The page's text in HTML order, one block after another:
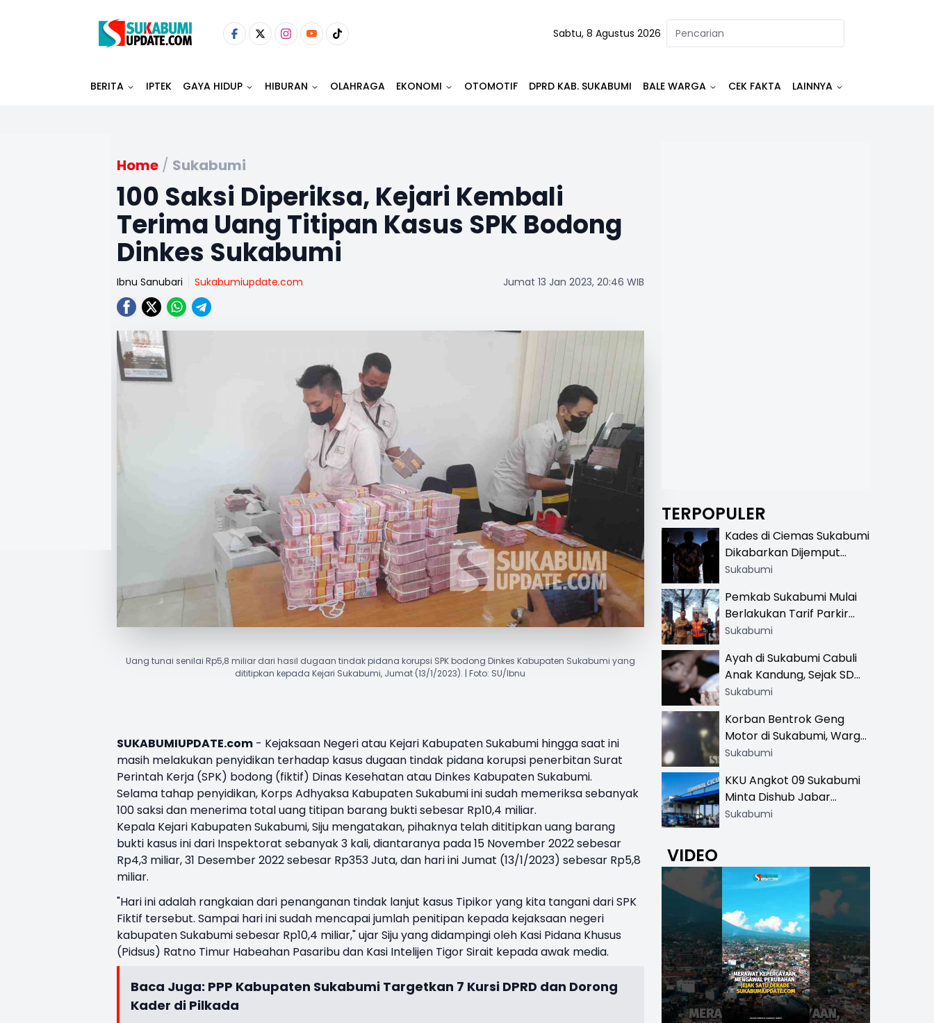
Sabtu, 8 Agustus 2026
BERITA IPTEK GAYA HIDUP HIBURAN OLAHRAGA EKONOMI OTOMOTIF DPRD KAB. SUKABUMI BALE WARGA CEK FAKTA LAINNYA
Home / Sukabumi
100 Saksi Diperiksa, Kejari Kembali
Terima Uang Titipan Kasus SPK Bodong
Dinkes Sukabumi
Ibnu Sanubari Sukabumiupdate.com Jumat 13 Jan 2023, 20:46 WIB
Uang tunai senilai Rp5,8 miliar dari hasil dugaan tindak pidana korupsi SPK bodong Dinkes Kabupaten Sukabumi yang
dititipkan kepada Kejari Sukabumi, Jumat (13/1/2023). | Foto: SU/Ibnu
SUKABUMIUPDATE.com - Kejaksaan Negeri atau Kejari KabupatenSukabumi hingga saat ini
masih melakukan penyidikan terhadap kasus dugaan tindak pidana korupsi penerbitan Surat
Perintah Kerja (SPK) bodong (fiktif) Dinas Kesehatan atau Dinkes Kabupaten Sukabumi.
Selama tahap penyidikan, Korps Adhyaksa Kabupaten Sukabumi ini sudah memeriksa sebanyak
100 saksi dan menerima total uang titipan barang bukti sebesar Rp10,4 miliar.
Kepala Kejari Kabupaten Sukabumi, Siju mengatakan, pihaknya telah dititipkan uang barang
bukti kasus ini dari Inspektorat sebanyak 3 kali, diantaranya pada 15 November 2022 sebesar
Rp4,3 miliar, 31 Desember 2022 sebesar Rp353 Juta, dan hari ini Jumat (13/1/2023) sebesar Rp5,8
miliar.
"Hari ini adalah rangkaian dari penanganan tindak lanjut kasus Tipikor yang kita tangani dari SPK
Fiktif tersebut. Sampai hari ini sudah mencapai jumlah penitipan kepada kejaksaan negeri
kabupaten Sukabumi sebesar Rp10,4 miliar," ujar Siju yang didampingi oleh Kasi Pidana Khusus
(Pidsus) Ratno Timur Habeahan Pasaribu dan Kasi Intelijen Tigor Sirait kepada awak media.
Baca Juga: PPP Kabupaten Sukabumi Targetkan 7 Kursi DPRD dan Dorong
Kader di Pilkada
TERPOPULER
Kades di Ciemas Sukabumi
Dikabarkan Dijemput
Satnarkoba, Polisi
Sukabumi
Pemkab Sukabumi Mulai
Berlakukan Tarif Parkir
Resmi di 13 Lokasi Wisata,
Khusus
Sukabumi
Ayah di Sukabumi Cabuli
Anak Kandung, Sejak SD
Hingga SMA
Sukabumi
Korban Bentrok Geng
Motor di Sukabumi, Warga
dan Sopir Tangki
Sukabumi
KKU Angkot 09 Sukabumi
Minta Dishub Jabar
Tertibkan Trayek Ciawi-
Sukabumi
VIDEO